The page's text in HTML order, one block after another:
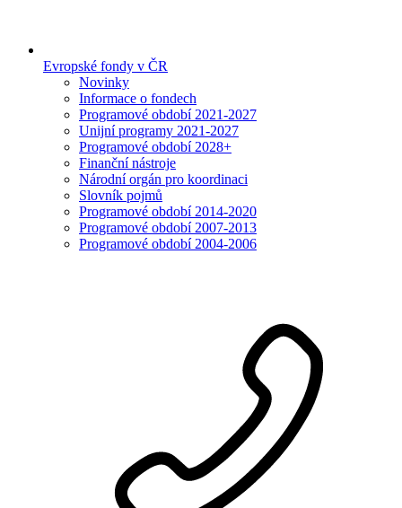
Evropské fondy v ČR
Novinky
Informace o fondech
Programové období 2021-2027
Unijní programy 2021-2027
Programové období 2028+
Finanční nástroje
Národní orgán pro koordinaci
Slovník pojmů
Programové období 2014-2020
Programové období 2007-2013
Programové období 2004-2006